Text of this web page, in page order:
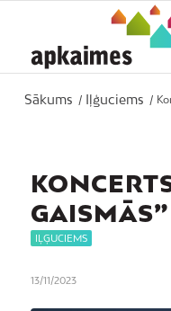
Sākums / Iļģuciems /
GAISMĀS”
IĻĢUCIEMS
13/11/2023